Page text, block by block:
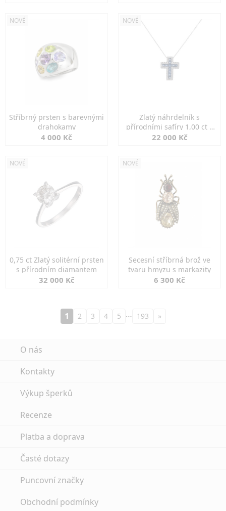
NOVÉ
Stříbrný prsten s barevnými
drahokamy
4 000 Kč
NOVÉ
Zlatý náhrdelník s
přírodními safíry 1,00 ct a
diamanty
22 000 Kč
NOVÉ
0,75 ct Zlatý solitérní prsten
s přírodním diamantem
32 000 Kč
NOVÉ
Secesní stříbrná brož ve
tvaru hmyzu s markazity
6 300 Kč
1 2 3 4 5 … 193 »
O nás
Kontakty
Výkup šperků
Recenze
Platba a doprava
Časté dotazy
Puncovní značky
Obchodní podmínky